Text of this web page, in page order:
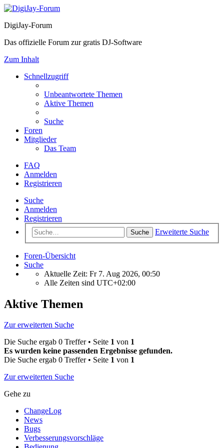
DigiJay-Forum
Das offizielle Forum zur gratis DJ-Software
Zum Inhalt
Schnellzugriff
Unbeantwortete Themen
Aktive Themen
Suche
Foren
Mitglieder
Das Team
FAQ
Anmelden
Registrieren
Suche
Anmelden
Registrieren
Suche Erweiterte Suche
Foren-Übersicht
Suche
Aktuelle Zeit: Fr 7. Aug 2026, 00:50
Alle Zeiten sind UTC+02:00
Aktive Themen
Zur erweiterten Suche
Die Suche ergab 0 Treffer • Seite 1 von 1
Es wurden keine passenden Ergebnisse gefunden.
Die Suche ergab 0 Treffer • Seite 1 von 1
Zur erweiterten Suche
Gehe zu
ChangeLog
News
Bugs
Verbesserungsvorschläge